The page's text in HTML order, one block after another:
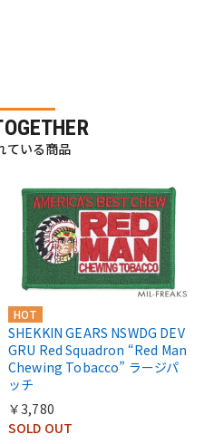
ている商品
HOT
SHEKKIN GEARS NSWDG DEV
GRU Red Squadron “Red Man
Chewing Tobacco” ラージパ
ッチ
￥3,780
SOLD OUT